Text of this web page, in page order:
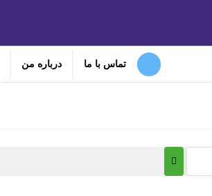
درباره من تماس با ما